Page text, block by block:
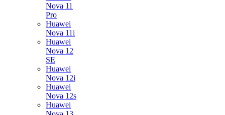
Nova 11
Pro
Huawei
Nova 11i
Huawei
Nova 12
SE
Huawei
Nova 12i
Huawei
Nova 12s
Huawei